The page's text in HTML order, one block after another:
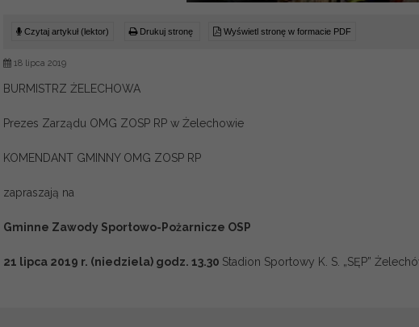
Czytaj artykuł (lektor) Drukuj stronę Wyświetl stronę w formacie PDF
18 lipca 2019
BURMISTRZ ŻELECHOWA
Prezes Zarządu OMG ZOSP RP w Żelechowie
KOMENDANT GMINNY OMG ZOSP RP
zapraszają na
Gminne Zawody Sportowo-Pożarnicze OSP
21 lipca 2019 r. (niedziela) godz. 13.30 Stadion Sportowy K. S. „SĘP”